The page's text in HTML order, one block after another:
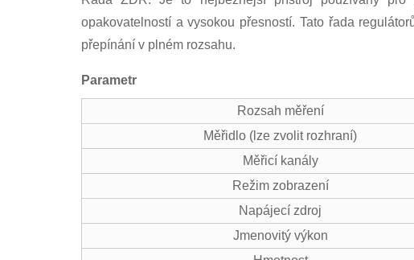
opakovatelností a vysokou přesností. Tato řada
přepínání v plném rozsahu.
Parametr
Rozsah měření
Měřidlo (lze zvolit rozhraní)
Měřicí kanály
Režim zobrazení
Napájecí zdroj
Jmenovitý výkon